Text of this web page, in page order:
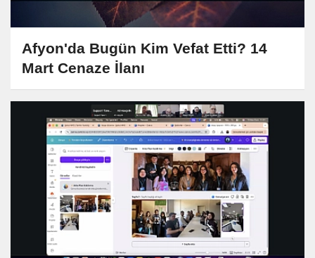
Afyon'da Bugün Kim Vefat Etti? 14
Mart Cenaze İlanı